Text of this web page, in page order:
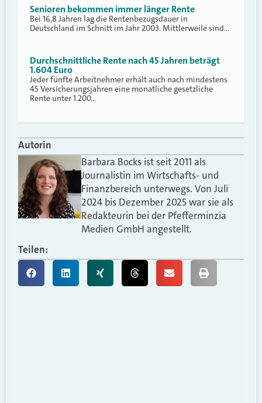
Senioren bekommen immer länger Rente
Bei 16,8 Jahren lag die Rentenbezugsdauer in
Deutschland im Schnitt im Jahr 2003. Mittlerweile sind…
Durchschnittliche Rente nach 45 Jahren beträgt
1.604 Euro
Jeder fünfte Arbeitnehmer erhält auch nach mindestens
45 Versicherungsjahren eine monatliche gesetzliche
Rente unter 1.200…
Autorin
Barbara Bocks ist seit 2011 als
Journalistin im Wirtschafts- und
Finanzbereich unterwegs. Von Juli
2024 bis Dezember 2025 war sie als
Redakteurin bei der Pfefferminzia
Medien GmbH angestellt.
Teilen: